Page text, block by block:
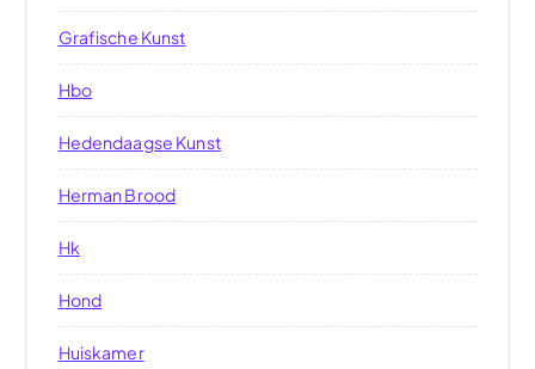
Grafische Kunst
Hbo
Hedendaagse Kunst
Herman Brood
Hk
Hond
Huiskamer